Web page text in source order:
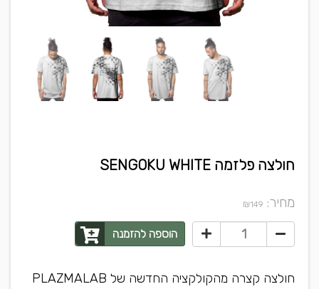
חולצה פלזמה SENGOKU WHITE
מחיר: ₪149
הוספה להזמנה
חולצה קצרה מהקולקציה החדשה של PLAZMALAB